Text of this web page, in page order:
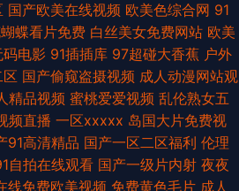
产视频96页 日韩三极 91豆花成人网站 欧美少
精品久久欠 95老司机视频 福利姬0喷水 女忧
激情六月天婷婷 日本阿v手机在线 91黄色链
免费99蜜桃 日韩黄色网址 91黑丝高跟骚 97性
国产欧美在线视频 欧美色综合网 91
蝶看片免费 白丝美女免费网站 欧美
码电影 91插插库 97超碰大香蕉 户外
国产偷窥盗摄视频 成人动漫网站观
精品视频 蜜桃爱爱视频 乱伦熟女五
频直播 一区xxxxx 岛国大片免费视
91高清精品 国产一区二区福利 伦理
自拍在线观看 国产一级片内射 夜夜
线免费欧美视频 免费黄色毛片 成人